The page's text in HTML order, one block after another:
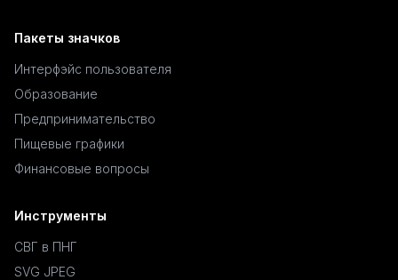
Пакеты значков
Интерфэйс пользователя
Образование
Предпринимательство
Пищевые графики
Финансовые вопросы
Инструменты
СВГ в ПНГ
SVG JPEG